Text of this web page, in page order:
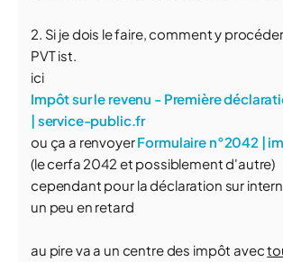
2. Si je dois le faire, comment y
PVT ist.
ici
Impôt sur le revenu - Première
| service-public.fr
ou ça a renvoyerFormulaire n°2042 |
(le cerfa 2042 et possiblement d'autre)
cependant pour la déclaration sur
un peu en retard
au pire va a un centre des impôt avec